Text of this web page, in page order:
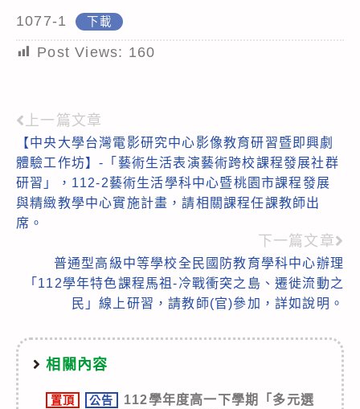
1077-1 下載
Post Views: 160
Read
more
articles
上一篇文章
【中央大學台灣電影研究中心影像教育研習暨即興劇
體驗工作坊】-「藝術生活表演藝術跨校課程發展社群
研習」，112-2藝術生活學科中心暨桃園市課程發展
與精緻教學中心實施計畫，請相關課程任課教師出
席。
下一篇文章
普通型高級中等學校全民國防教育學科中心辦理
「112學年特色課程馬祖-冷戰衝突之島、遷徙流動之
民」線上研習，請教師(官)參加，詳如說明。
相關內容
置頂 公告
112學年度高一下學期「多元選